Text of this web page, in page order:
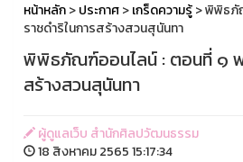
หน้าหลัก>ประกาศ>เกร็ดความรู้> พิพิธภั
ราชดำริในการสร้างสวนสุนันทา
พิพิธภัณฑ์ออนไลน์ : ตอนที่ ๑ พ
สร้างสวนสุนันทา
ผู้ดูแลเว็บ สำนักศิลปวัฒนธรรม
18 สิงหาคม 2565 15:17:34